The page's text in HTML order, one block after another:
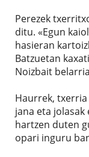
Perezek
ditu. «Egun
hasieran
Batzuetan
Noizbait
Haurrek,
jana eta jolasak
hartzen duten
opari inguru